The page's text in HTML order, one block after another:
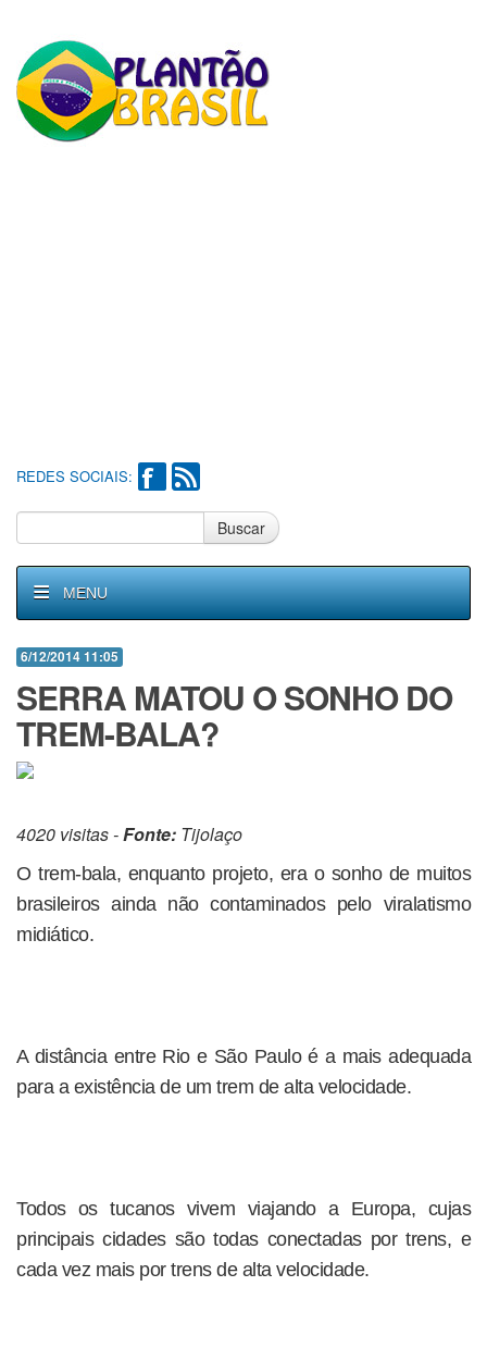
REDES SOCIAIS:
Buscar
MENU
6/12/2014 11:05
SERRA MATOU O SONHO DO
TREM-BALA?
4020 visitas -Fonte: Tijolaço
O trem-bala, enquanto projeto, era o sonho de muitos
brasileiros ainda não contaminados pelo viralatismo
midiático.
A distância entre Rio e São Paulo é a mais adequada
para a existência de um trem de alta velocidade.
Todos os tucanos vivem viajando a Europa, cujas
principais cidades são todas conectadas por trens, e
cada vez mais por trens de alta velocidade.